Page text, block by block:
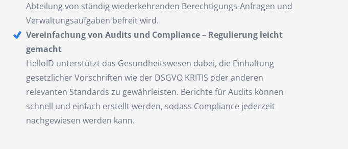
Abteilung von ständig wiederkehrenden Berechtigungs-Anfragen und
Verwaltungsaufgaben befreit wird.
Vereinfachung von Audits und Compliance – Regulierung leicht
gemacht
HelloID unterstützt das Gesundheitswesen dabei, die Einhaltung
gesetzlicher Vorschriften wie der DSGVO KRITIS oder anderen
relevanten Standards zu gewährleisten. Berichte für Audits können
schnell und einfach erstellt werden, sodass Compliance jederzeit
nachgewiesen werden kann.